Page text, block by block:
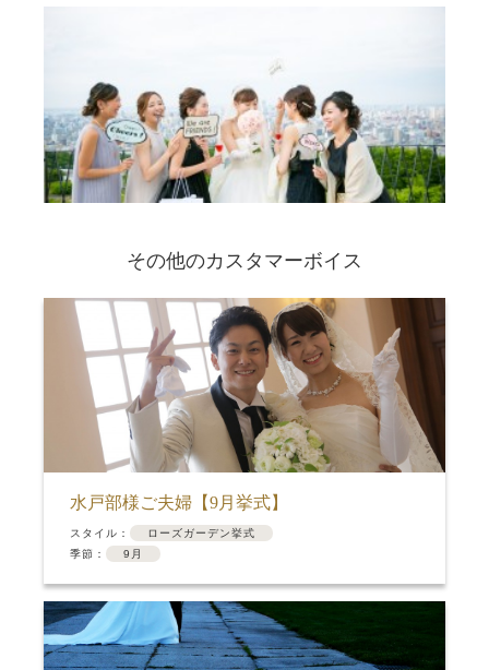
その他のカスタマーボイス
水戸部様ご夫婦【9月挙式】
スタイル：
ローズガーデン挙式
季節：
9月